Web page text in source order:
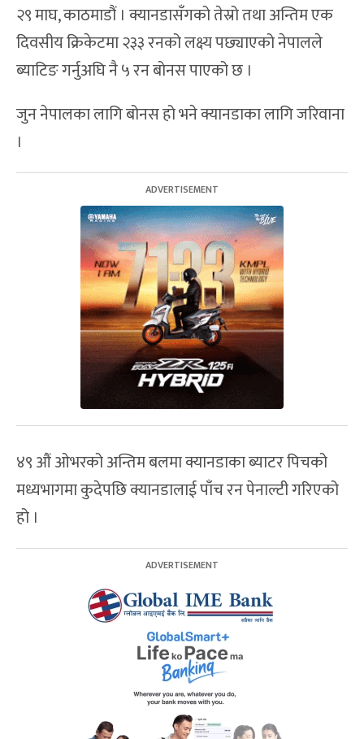
२९ माघ, काठमाडौं । क्यानडासँगको तेस्रो तथा अन्तिम एक
दिवसीय क्रिकेटमा २३३ रनको लक्ष्य पछ्याएको नेपालले
ब्याटिङ गर्नुअघि नै ५ रन बोनस पाएको छ ।
जुन नेपालका लागि बोनस हो भने क्यानडाका लागि जरिवाना
।
४९ औं ओभरको अन्तिम बलमा क्यानडाका ब्याटर पिचको
मध्यभागमा कुदेपछि क्यानडालाई पाँच रन पेनाल्टी गरिएको
हो ।